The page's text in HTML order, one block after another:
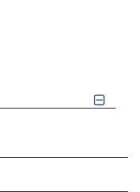
ANGESEHENE